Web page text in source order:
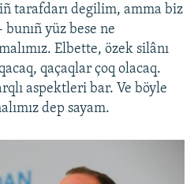
tarafdarı degilim, amma biz
bunıñ yüz bese ne
Elbette, özek silânı
qaçaqlar çoq olacaq.
aspektleri bar. Ve böyle
dep sayam.